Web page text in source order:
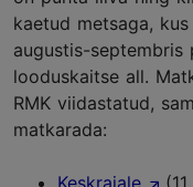
kaetud metsaga,
augustis-septembris
looduskaitse all.
RMK viidastatud,
matkarada: